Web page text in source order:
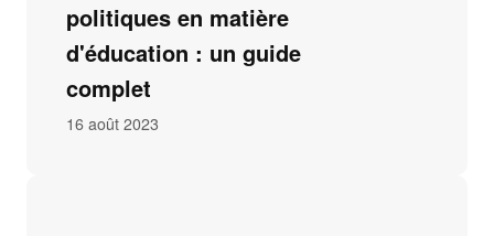
politiques en matière
d'éducation : un guide
complet
16 août 2023